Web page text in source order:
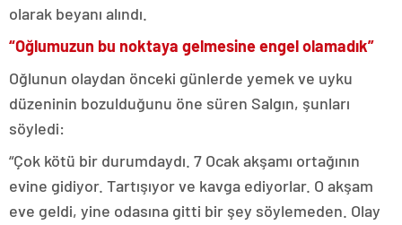
olarak beyanı alındı.
“Oğlumuzun bu noktaya gelmesine engel olamadık”
Oğlunun olaydan önceki günlerde yemek ve uyku
düzeninin bozulduğunu öne süren Salgın, şunları
söyledi:
“Çok kötü bir durumdaydı. 7 Ocak akşamı ortağının
evine gidiyor. Tartışıyor ve kavga ediyorlar. O akşam
eve geldi, yine odasına gitti bir şey söylemeden. Olay